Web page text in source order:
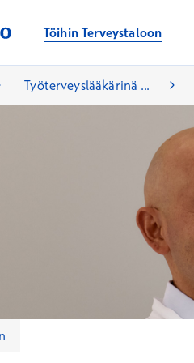
Töihin Terveystaloon
Työterveyslääkärinä ...